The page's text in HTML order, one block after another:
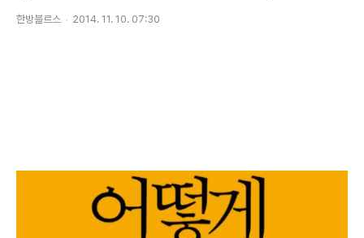
한방블르스 2014. 11. 10. 07:30